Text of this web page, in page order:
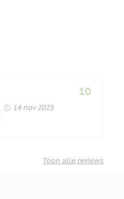
14 november 2025
14 nov 2025
10
Toon alle reviews